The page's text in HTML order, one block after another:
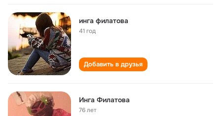
инга филатова
41 год
Добавить в друзья
Инга Филатова
76 лет